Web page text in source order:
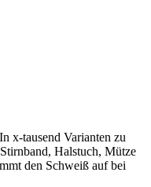
x-tausend Varianten zu
Halstuch, Mütze
den Schweiß auf bei